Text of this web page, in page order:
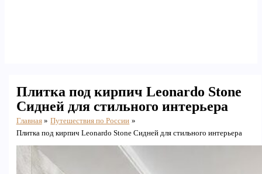
Плитка под кирпич Leonardo Stone
Сидней для стильного интерьера
Главная
Путешествия по России
Плитка под кирпич Leonardo Stone Сидней для стильного интерьера